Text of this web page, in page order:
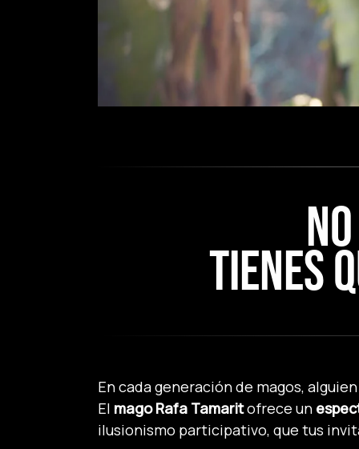
TIENES
En cada generación de magos,
El mago Rafa Tamaritofrece un
ilusionismo participativo, que tus